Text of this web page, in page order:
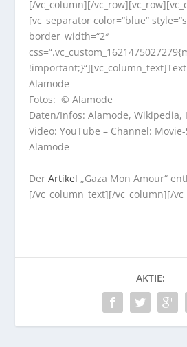
[/vc_column][/
[vc_separator color=“blue“
border_width=“2″
Alamode
Fotos: © Alamode
Daten/Infos: Alamode, Wikipedia,
Video: YouTube – Channel:
Alamode
DerArtikel „Gaza Mon Amour“
[/vc_column_text][/vc_column][/
AKTIE: